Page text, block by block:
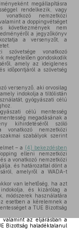
megállapításra
rendelkezik, vagy
nemzetközi
a doppingvétséget
következmények nem
a jegyzőkönyv
a versenyzőt, a
vonatkozó
megfelelően gondoskodik
amely az ideiglenes
időpontjáról a szövetség
versenyző, aki orvosilag
indokolja a tiltólistán
gyógyászati célú
célú mentesség
megadásának a
kihirdetéséről szóló
vonatkozó nemzetközi
szabályok szerint
– a (4) bekezdésben
elleni nemzetközi
a vonatkozó nemzetközi
és határozattal dönt a
amelyről a WADA-t
van lehetőség, ha azt
és kizárólag a
módszerek használatára
esetben a kérelemnek a
a TUE Bizottság
valamint az eljárásban a
Bizottság haladéktalanul